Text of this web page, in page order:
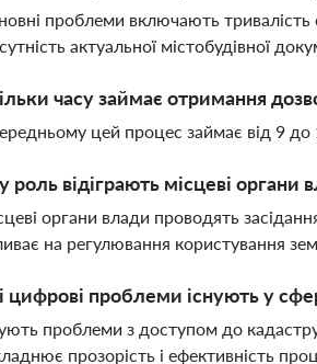
проблеми включають тривалість
актуальної містобудівної
часу займає отримання
цей процес займає від 9 до
роль відіграють місцеві органи
органи влади проводять
на регулювання користування
цифрові проблеми існують у
проблеми з доступом до
прозорість і ефективність